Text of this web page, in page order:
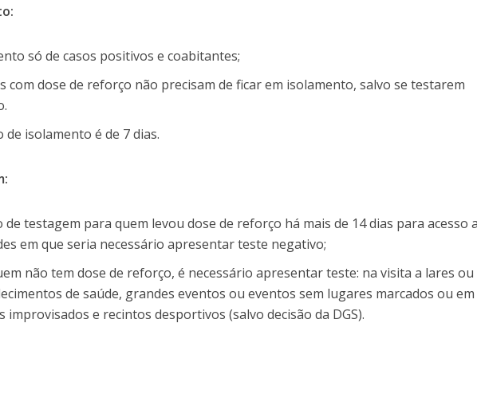
só de casos positivos e coabitantes;
com dose de reforço não precisam de ficar em isolamento, salvo se testarem
de isolamento é de 7 dias.
de testagem para quem levou dose de reforço há mais de 14 dias para acesso
em que seria necessário apresentar teste negativo;
não tem dose de reforço, é necessário apresentar teste: na visita a lares ou
de saúde, grandes eventos ou eventos sem lugares marcados ou em
improvisados e recintos desportivos (salvo decisão da DGS).